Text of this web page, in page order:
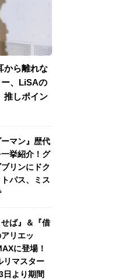
から離れな
、LiSAの
推しポイン
ーマン』歴代
挙紹介！グ
リンにドク
パス、ミス
せば』＆『借
リエッ
に登場！
リマスター
日より期間